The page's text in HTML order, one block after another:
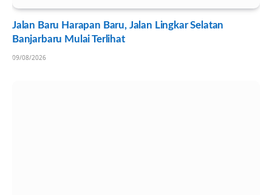
Jalan Baru Harapan Baru, Jalan Lingkar Selatan
Banjarbaru Mulai Terlihat
09/08/2026